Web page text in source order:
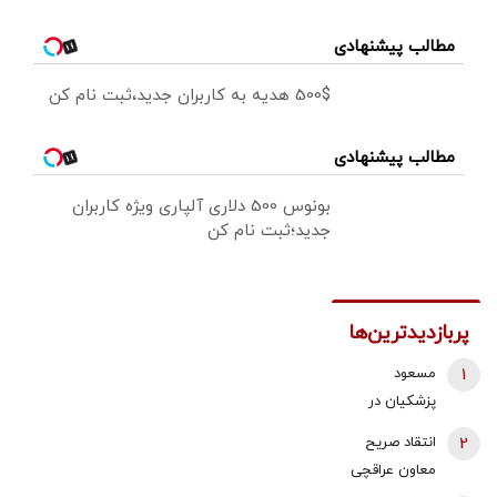
مطالب پیشنهادی
500$ هدیه به کاربران جدید،ثبت نام کن
مطالب پیشنهادی
بونوس 500 دلاری آلپاری ویژه کاربران
جدید؛ثبت نام کن
پربازدیدترین‌ها
مسعود
پزشکیان در
شهادت ایشان
1
انتقاد صریح
معاون عراقچی
2